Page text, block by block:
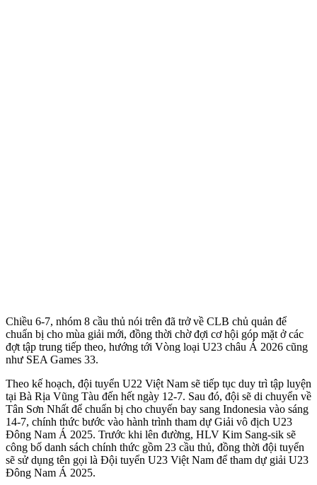
Chiều 6-7, nhóm 8 cầu thủ nói trên đã trở về CLB chủ quản để
chuẩn bị cho mùa giải mới, đồng thời chờ đợi cơ hội góp mặt ở các
đợt tập trung tiếp theo, hướng tới Vòng loại U23 châu Á 2026 cũng
như SEA Games 33.
Theo kế hoạch, đội tuyển U22 Việt Nam sẽ tiếp tục duy trì tập luyện
tại Bà Rịa Vũng Tàu đến hết ngày 12-7. Sau đó, đội sẽ di chuyển về
Tân Sơn Nhất để chuẩn bị cho chuyến bay sang Indonesia vào sáng
14-7, chính thức bước vào hành trình tham dự Giải vô địch U23
Đông Nam Á 2025. Trước khi lên đường, HLV Kim Sang-sik sẽ
công bố danh sách chính thức gồm 23 cầu thủ, đồng thời đội tuyển
sẽ sử dụng tên gọi là Đội tuyển U23 Việt Nam để tham dự giải U23
Đông Nam Á 2025.